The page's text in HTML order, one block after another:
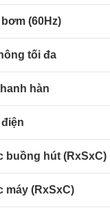
(60Hz)
tối đa
hàn
buồng hút (RxSxC)
máy (RxSxC)